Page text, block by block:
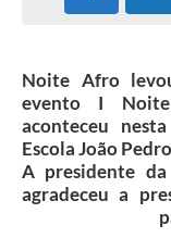
Noite Afro
evento I Noite
aconteceu
Escola João
A presidente
agradeceu a